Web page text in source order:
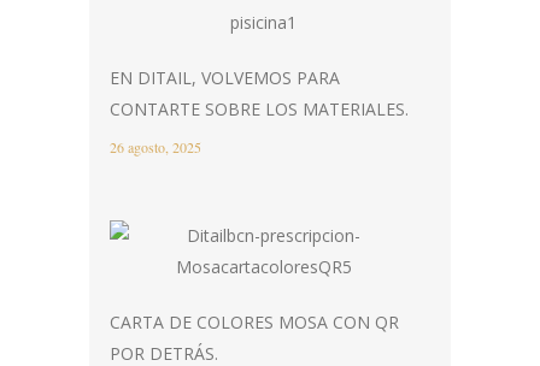
EN DITAIL, VOLVEMOS PARA
CONTARTE SOBRE LOS MATERIALES.
26 agosto, 2025
CARTA DE COLORES MOSA CON QR
POR DETRÁS.